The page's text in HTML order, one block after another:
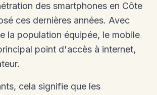
des smartphones en Côte
ces dernières années. Avec
la population équipée, le mobile
point d'accès à internet,
cela signifie que les